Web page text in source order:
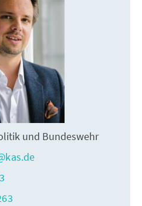
und Bundeswehr